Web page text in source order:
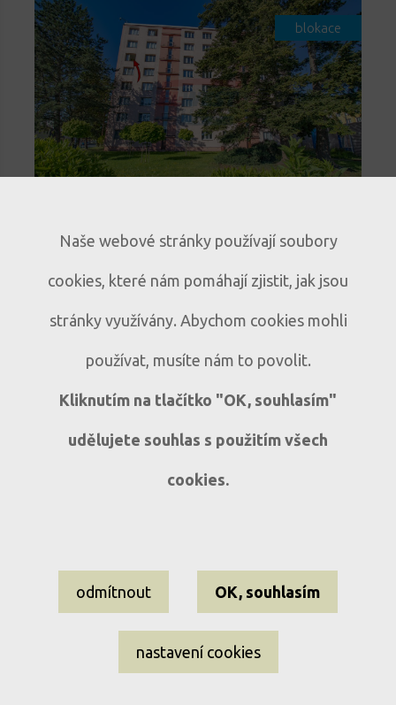
blokace
Světlý byt 3+1 s lodžií a
Sušici
B317
Prodej bytu 3+1 s lodžií a
Nastavení cookies
Informace o souborech cookies
Naše webové stránky používají soubory
cookies, které nám pomáhají zjistit, jak jsou
stránky využívány. Abychom cookies mohli
používat, musíte nám to povolit.
Kliknutím na tlačítko "OK, souhlasím"
udělujete souhlas s použitím všech
cookies.
odmítnout OK, souhlasím
nastavení cookies